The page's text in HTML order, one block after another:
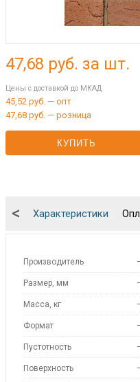
47,68 руб. за шт.
Цены с доставкой до МКАД
45,52 руб. — опт
47,68 руб. — розница
КУПИТЬ
Характеристики
<
Производитель
Размер, мм
Масса, кг
Формат
Пустотность
Поверхность